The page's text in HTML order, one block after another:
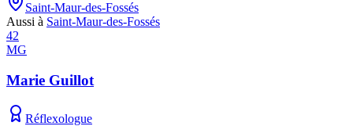
Saint-Maur-des-Fossés
Aussi à Saint-Maur-des-Fossés
42
MG
Marie Guillot
Réflexologue